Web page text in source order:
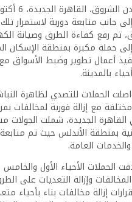
شملت الحملات
إلى جانب متابعة دورية لاستمرار
تم رفع كفاءة الطرق وصيانة
حملة مكبرة بمنطقة الإسكان
أعمال تطوير وضبط الأسواق مع
بالمدينة.
الحملات للتصدي لظاهرة
مختلفة مع إزالة فورية لمخالفات
الجديدة، شملت الجولات
بمنطقة الأندلس حيث تم
العامة.
الحملات الأحياء الأول والخامس
إزالة مخالفات بناء بأحياء